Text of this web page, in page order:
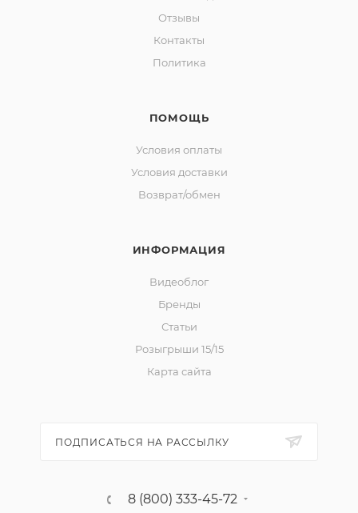
Отзывы
Контакты
Политика
ПОМОЩЬ
Условия оплаты
Условия доставки
Возврат/обмен
ИНФОРМАЦИЯ
Видеоблог
Бренды
Статьи
Розыгрыши 15/15
Карта сайта
ПОДПИСАТЬСЯ НА РАССЫЛКУ
8 (800) 333-45-72